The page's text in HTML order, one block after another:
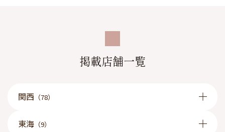
掲載店舗一覧
関西 （78）
東海 （9）